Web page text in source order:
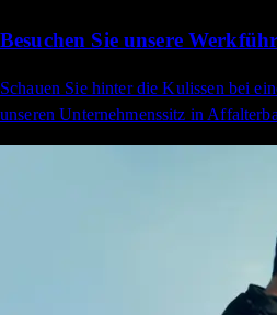
Besuchen Sie unsere
Schauen Sie hinter die Kulissen bei
unseren Unternehmenssitz in